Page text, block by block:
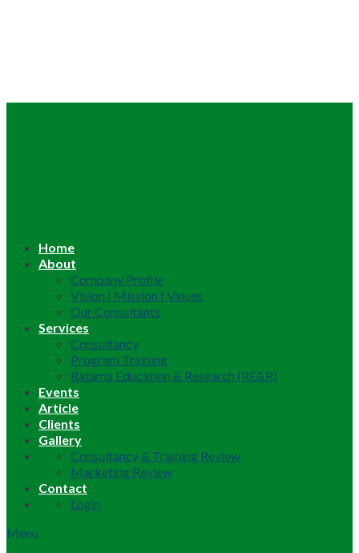
Home
About
Company Profile
Vision | Mission | Values
Our Consultants
Services
Consultancy
Program Training
Ratama Education & Research (RE&R)
Events
Article
Clients
Gallery
Consultancy & Training Review
Marketing Review
Contact
Login
Menu